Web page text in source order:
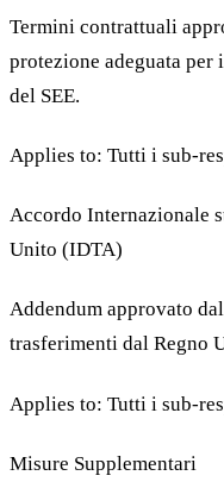
Termini contrattuali
protezione adeguata
del SEE.
Applies to: Tutti i sub-
Accordo Internazionale
Unito (IDTA)
Addendum approvato
trasferimenti dal Regno
Applies to: Tutti i sub-
Misure Supplementari